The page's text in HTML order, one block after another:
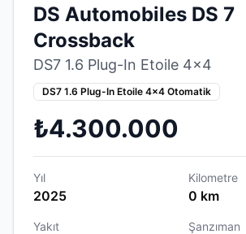
DS Automobiles DS 7
Crossback
DS7 1.6 Plug-In Etoile 4x4
DS7 1.6 Plug-In Etoile 4x4 Otomatik
₺4.300.000
Yıl
2025
Kilometre
0 km
Yakıt Şanzıman